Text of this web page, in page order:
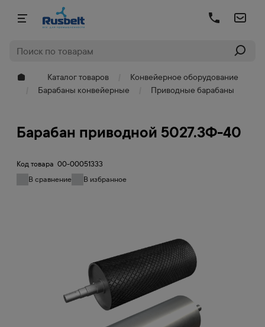
Каталог товаров
Конвейерное оборудование
Барабаны конвейерные
Приводные барабаны
Барабан приводной 5027.3Ф-40
Код товара 00-00051333
В сравнение
В избранное